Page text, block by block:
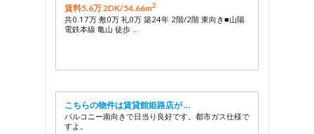
賃料5.6万 2DK/54.66m2
共0.17万 敷0万 礼0万 築24年 2階/2階 東向き■山陽
電鉄本線 亀山 徒歩 …
こちらの物件は賃貸館姫路店が …
バルコニー南向きで日当り良好です。都市ガス仕様で
すよ。